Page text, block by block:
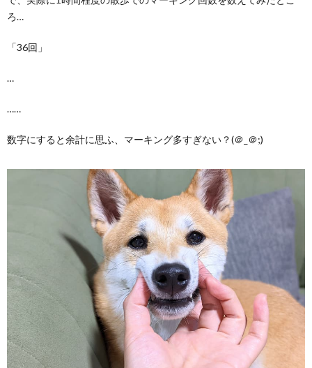
ろ…
「36回」
…
……
数字にすると余計に思ふ、マーキング多すぎない？(＠_＠;)